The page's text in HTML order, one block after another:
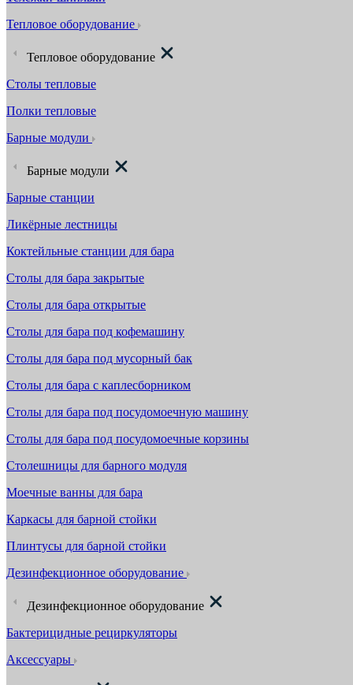
Тепловое оборудование
Тепловое оборудование
Столы тепловые
Полки тепловые
Барные модули
Барные модули
Барные станции
Ликёрные лестницы
Коктейльные станции для бара
Столы для бара закрытые
Столы для бара открытые
Столы для бара под кофемашину
Столы для бара под мусорный бак
Столы для бара с каплесборником
Столы для бара под посудомоечную машину
Столы для бара под посудомоечные корзины
Столешницы для барного модуля
Моечные ванны для бара
Каркасы для барной стойки
Плинтусы для барной стойки
Дезинфекционное оборудование
Дезинфекционное оборудование
Бактерицидные рециркуляторы
Аксессуары